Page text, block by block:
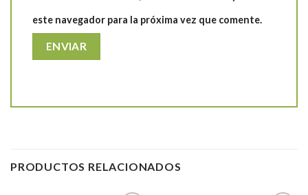
este navegador para la próxima vez que comente.
PRODUCTOS RELACIONADOS